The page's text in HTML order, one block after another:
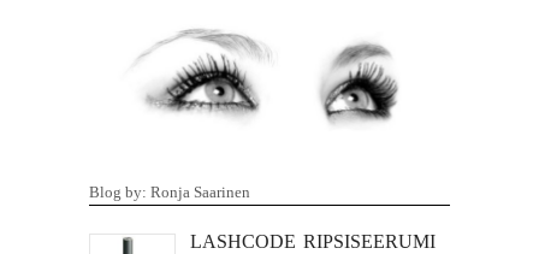
Blog by: Ronja Saarinen
LASHCODE RIPSISEERUMI